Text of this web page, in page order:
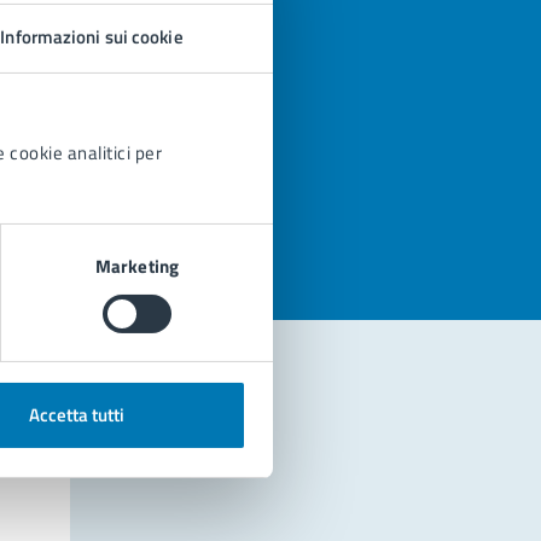
Informazioni sui cookie
cookie analitici per
Marketing
Accetta tutti